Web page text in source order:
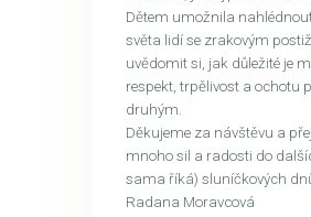
Dětem umožnila
světa lidí se zrakovým
uvědomit si, jak důležité je
respekt, trpělivost a ochotu
druhým.
Děkujeme za návštěvu a
mnoho sil a radosti do
sama říká) sluníčkových
Radana Moravcová